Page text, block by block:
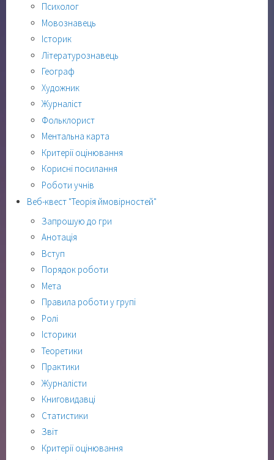
Психолог
Мовознавець
Історик
Літературознавець
Географ
Художник
Журналіст
Фольклорист
Ментальна карта
Критерії оцінювання
Корисні посилання
Роботи учнів
Веб-квест "Теорія ймовірностей"
Запрошую до гри
Анотація
Вступ
Порядок роботи
Мета
Правила роботи у групі
Ролі
Історики
Теоретики
Практики
Журналісти
Книговидавці
Статистики
Звіт
Критерії оцінювання